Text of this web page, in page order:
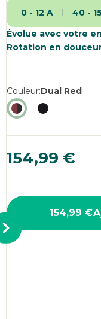
la
0 - 12 A
40 -
Évolue avec votre
Rotation en
Couleur Dual Red
154,99 €
154,99 €